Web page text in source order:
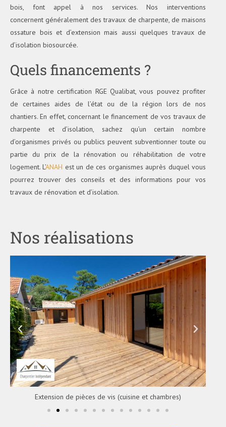
bois, font appel à nos services. Nos interventions
concernent généralement des travaux de charpente, de maisons
ossature bois et d’extension mais aussi quelques travaux de
d’isolation biosourcée.
Quels financements ?
Grâce à notre certification RGE Qualibat, vous pouvez profiter
de certaines aides de l’état ou de la région lors de nos
chantiers. En effet, concernant le financement de vos travaux de
charpente et d’isolation, sachez qu’un certain nombre
d’organismes privés ou publics peuvent subventionner toute ou
partie du prix de la rénovation ou réhabilitation de votre
logement. L’ANAH est un de ces organismes auprès duquel vous
pourrez trouver des conseils et des informations pour vos
travaux de rénovation et d’isolation.
Nos réalisations
Extension de pièces de vis (cuisine et chambres)